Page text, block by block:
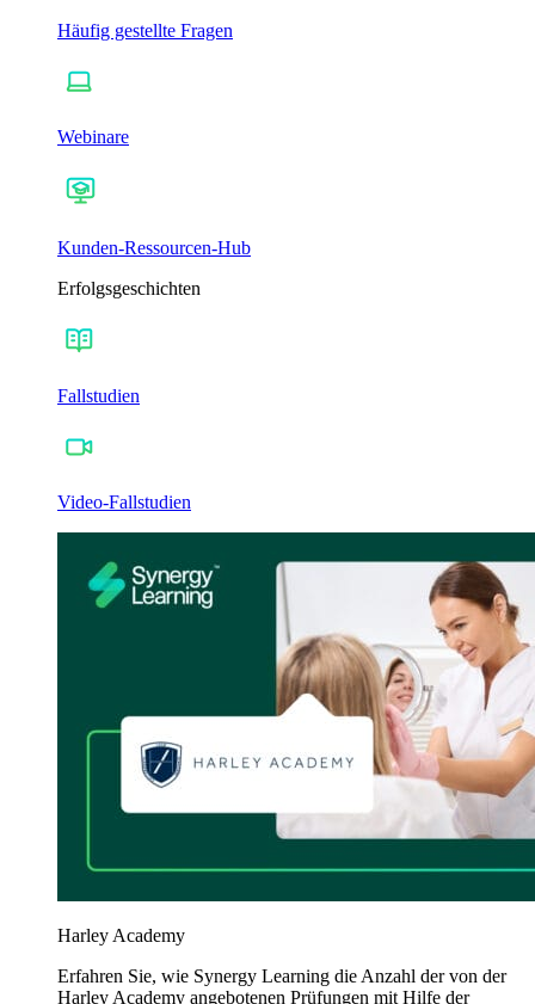
Häufig gestellte Fragen
Webinare
Kunden-Ressourcen-Hub
Erfolgsgeschichten
Fallstudien
Video-Fallstudien
Harley Academy
Erfahren Sie, wie Synergy Learning die Anzahl der von der
Harley Academy angebotenen Prüfungen mit Hilfe der